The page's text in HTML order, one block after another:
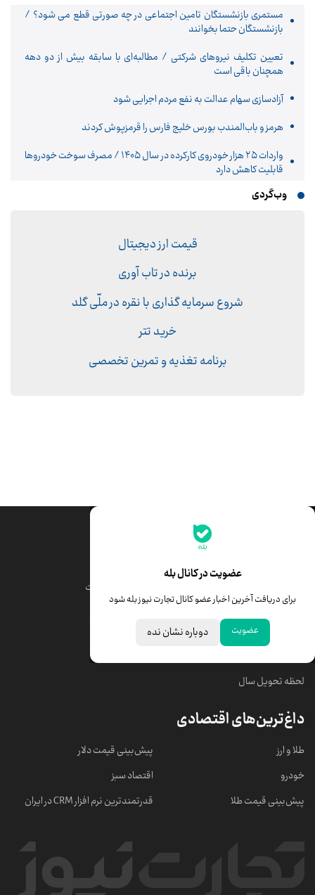
مستمری بازنشستگان تامین اجتماعی در چه صورتی قطع می شود؟ /
بازنشستگان حتما بخوانند
تعیین تکلیف نیروهای شرکتی / مطالبه‌ای با سابقه بیش از دو دهه
همچنان باقی است
آزادسازی سهام عدالت به نفع مردم اجرایی شود
هرمز و باب‌المندب بورس خلیج فارس را قرمزپوش کردند
واردات ۲۵ هزار خودروی کارکرده در سال ۱۴۰۵ / مصرف سوخت خودرو‌ها
قابلیت کاهش دارد
وب‌گردی
قیمت ارز دیجیتال
برنده در تاب آوری
شروع سرمایه گذاری با نقره در ملّی گلد
خرید تتر
برنامه تغذیه و تمرین تخصصی
عضویت در کانال بله
برای دریافت آخرین اخبار عضو کانال تجارت نیوز بله شود
عضویت دوباره نشان نده
جدیدترین قیمت‌ها
قیمت درهم امارات
خبرهای مهم
لحظه تحویل سال
داغ‌ترین‌های اقتصادی
طلا و ارز
خودرو
پیش‌بینی قیمت طلا
پیش‌بینی قیمت دلار
اقتصاد سبز
قدرتمندترین نرم‌ افزار CRM در ایران